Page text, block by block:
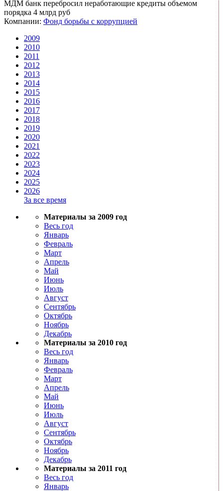
МДМ банк перебросил неработающие кредиты объемом
порядка 4 млрд руб
Компании: Фонд борьбы с коррупцией
2009
2010
2011
2012
2013
2014
2015
2016
2017
2018
2019
2020
2021
2022
2023
2024
2025
2026
За все время
Материалы за 2009 год
Весь год
Январь
Февраль
Март
Апрель
Май
Июнь
Июль
Август
Сентябрь
Октябрь
Ноябрь
Декабрь
Материалы за 2010 год
Весь год
Январь
Февраль
Март
Апрель
Май
Июнь
Июль
Август
Сентябрь
Октябрь
Ноябрь
Декабрь
Материалы за 2011 год
Весь год
Январь